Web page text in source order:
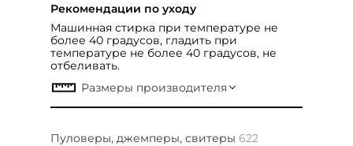
Рекомендации по уходу
Машинная стирка при температуре не
более 40 градусов, гладить при
температуре не более 40 градусов, не
отбеливать.
Пуловеры, джемперы, свитеры 622